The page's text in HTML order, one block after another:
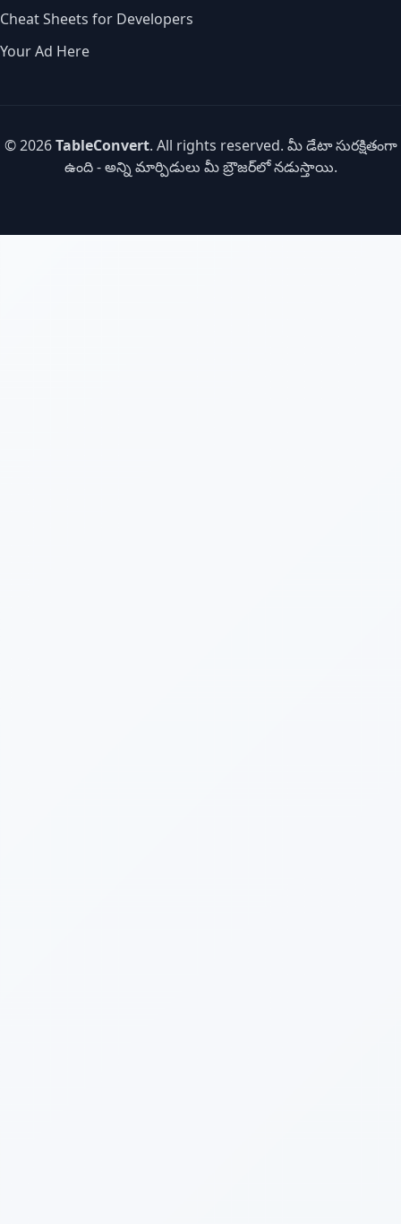
Cheat Sheets for Developers
Your Ad Here
© 2026TableConvert. All rights reserved. మీ డేటా సురక్షితంగా
ఉంది - అన్ని మార్పిడులు మీ బ్రౌజర్‌లో నడుస్తాయి.